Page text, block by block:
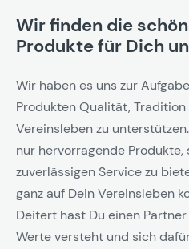
Wir finden die
Produkte für Dich
Wir haben es uns zur
Produkten Qualität,
Vereinsleben zu
nur hervorragende
zuverlässigen Service zu
ganz auf Dein Vereinsleben
Deitert hast Du einen
Werte versteht und sich